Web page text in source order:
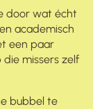
door wat écht
academisch
een paar
missers zelf
bubbel te